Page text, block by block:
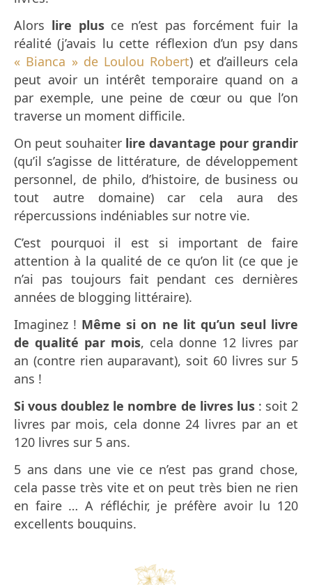
Alors lire plusce n’est pas forcément fuir la
réalité (j’avais lu cette réflexion d’un psy dans
« Bianca » de Loulou Robert) et d’ailleurs cela
peut avoir un intérêt temporaire quand on a
par exemple, une peine de cœur ou que l’on
traverse un moment difficile.
On peut souhaiter lire davantage pour grandir
(qu’il s’agisse de littérature, de développement
personnel, de philo, d’histoire, de business ou
tout autre domaine) car cela aura des
répercussions indéniables sur notre vie.
C’est pourquoi il est si important de faire
attention à la qualité de ce qu’on lit (ce que je
n’ai pas toujours fait pendant ces dernières
années de blogging littéraire).
Imaginez ! Même si on ne lit qu’un seul livre
de qualité par mois, cela donne 12 livres par
an (contre rien auparavant), soit 60 livres sur 5
ans !
Si vous doublez le nombre de livres lus: soit 2
livres par mois, cela donne 24 livres par an et
120 livres sur 5 ans.
5 ans dans une vie ce n’est pas grand chose,
cela passe très vite et on peut très bien ne rien
en faire … A réfléchir, je préfère avoir lu 120
excellents bouquins.